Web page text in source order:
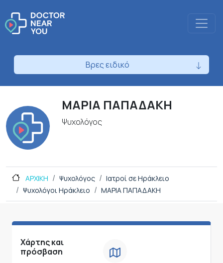
Βρες ειδικό
ΜΑΡΙΑ ΠΑΠΑΔΑΚΗ
Ψυχολόγος
ΑΡΧΙΚΗ Ψυχολόγος
Ιατροί σε Ηράκλειο
Ψυχολόγοι Ηράκλειο
ΜΑΡΙΑ ΠΑΠΑΔΑΚΗ
Χάρτης και
πρόσβαση